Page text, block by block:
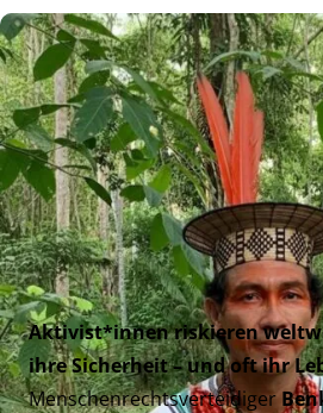
Aktivist*innen riskieren
ihre Sicherheit – und oft ihr
Menschenrechtsverteidiger